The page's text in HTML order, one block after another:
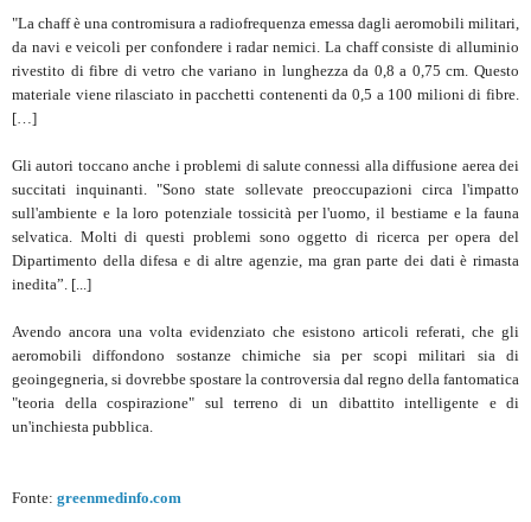
"La chaff è una contromisura a radiofrequenza emessa dagli aeromobili militari,
da navi e veicoli per confondere i radar nemici. La chaff consiste di alluminio
rivestito di fibre di vetro che variano in lunghezza da 0,8 a 0,75 cm. Questo
materiale viene rilasciato in pacchetti contenenti da 0,5 a 100 milioni di fibre.
[…]
Gli autori toccano anche i problemi di salute connessi alla diffusione aerea dei
succitati inquinanti. "Sono state sollevate preoccupazioni circa l'impatto
sull'ambiente e la loro potenziale tossicità per l'uomo, il bestiame e la fauna
selvatica. Molti di questi problemi sono oggetto di ricerca per opera del
Dipartimento della difesa e di altre agenzie, ma gran parte dei dati è rimasta
inedita”. [...]
Avendo ancora una volta evidenziato che esistono articoli referati, che gli
aeromobili diffondono sostanze chimiche sia per scopi militari sia di
geoingegneria, si dovrebbe spostare la controversia dal regno della fantomatica
"teoria della cospirazione" sul terreno di un dibattito intelligente e di
un'inchiesta pubblica.
Fonte: greenmedinfo.com